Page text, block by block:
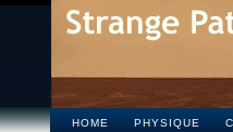
HOME PHYSIQUE